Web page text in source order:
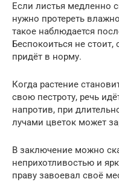
Если листья медленно
нужно протереть
такое наблюдается
Беспокоиться не
придёт в норму.
Когда растение
свою пестроту, речь
напротив, при
лучами цветок может
В заключение можно
неприхотливостью и
праву завоевал своё